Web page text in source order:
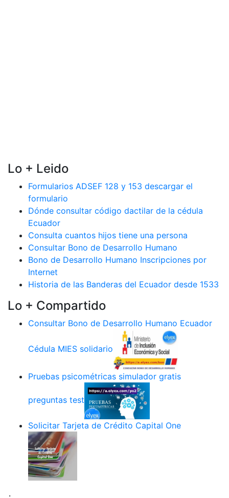
Lo + Leido
Formularios ADSEF 128 y 153 descargar el
formulario
Dónde consultar código dactilar de la cédula
Ecuador
Consulta cuantos hijos tiene una persona
Consultar Bono de Desarrollo Humano
Bono de Desarrollo Humano Inscripciones por
Internet
Historia de las Banderas del Ecuador desde 1533
Lo + Compartido
Consultar Bono de Desarrollo Humano Ecuador
Cédula MIES solidario
Pruebas psicométricas simulador gratis
preguntas test
Solicitar Tarjeta de Crédito Capital One
.